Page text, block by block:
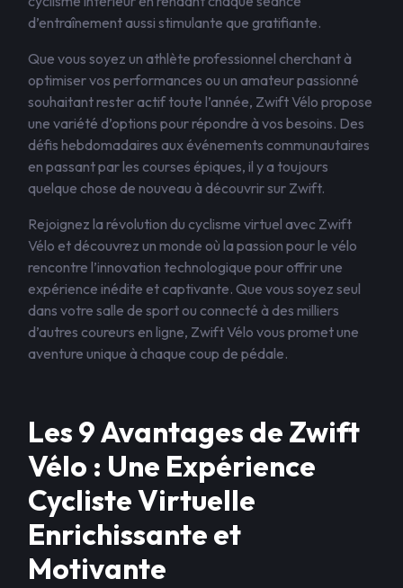
d’entraînement aussi stimulante que gratifiante.
Que vous soyez un athlète professionnel cherchant à
optimiser vos performances ou un amateur passionné
souhaitant rester actif toute l’année, Zwift Vélo propose
une variété d’options pour répondre à vos besoins. Des
défis hebdomadaires aux événements communautaires
en passant par les courses épiques, il y a toujours
quelque chose de nouveau à découvrir sur Zwift.
Rejoignez la révolution du cyclisme virtuel avec Zwift
Vélo et découvrez un monde où la passion pour le vélo
rencontre l’innovation technologique pour offrir une
expérience inédite et captivante. Que vous soyez seul
dans votre salle de sport ou connecté à des milliers
d’autres coureurs en ligne, Zwift Vélo vous promet une
aventure unique à chaque coup de pédale.
Les 9 Avantages de Zwift
Vélo : Une Expérience
Cycliste Virtuelle
Enrichissante et
Motivante